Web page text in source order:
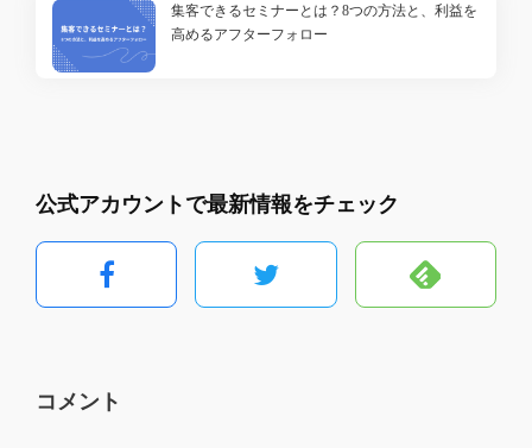
集客できるセミナーとは？8つの方法と、利益を
高めるアフターフォロー
公式アカウントで最新情報をチェック
コメント